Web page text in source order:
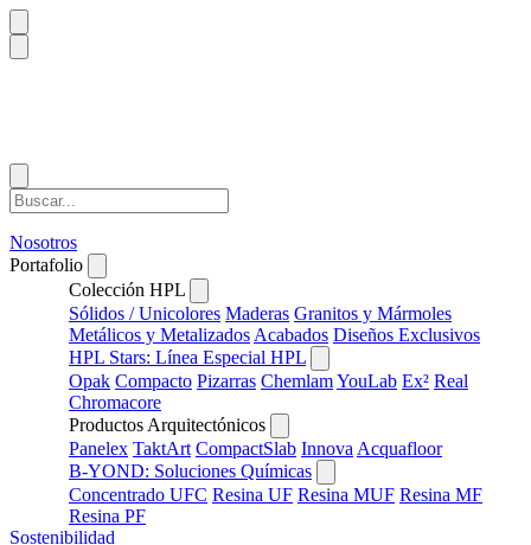
Nosotros
Portafolio
Colección HPL
Sólidos / Unicolores Maderas Granitos y Mármoles
Metálicos y Metalizados Acabados Diseños Exclusivos
HPL Stars: Línea Especial HPL
Opak Compacto Pizarras ChemlamYouLab Ex² Real
Chromacore
Productos Arquitectónicos
Panelex TaktArt CompactSlab Innova Acquafloor
B-YOND: Soluciones Químicas
Concentrado UFC Resina UF Resina MUF Resina MF
Resina PF
Sostenibilidad